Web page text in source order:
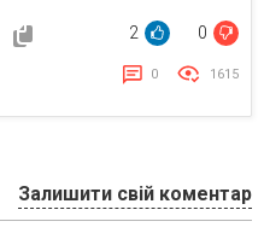
2 0
0 1615
Залишити свій коментар